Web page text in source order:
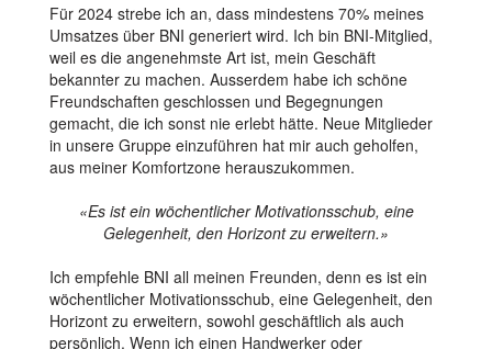
Für 2024 strebe ich an, dass mindestens 70% meines
Umsatzes über BNI generiert wird. Ich bin BNI-Mitglied,
weil es die angenehmste Art ist, mein Geschäft
bekannter zu machen. Ausserdem habe ich schöne
Freundschaften geschlossen und Begegnungen
gemacht, die ich sonst nie erlebt hätte. Neue Mitglieder
in unsere Gruppe einzuführen hat mir auch geholfen,
aus meiner Komfortzone herauszukommen.
«Es ist ein wöchentlicher Motivationsschub, eine
Gelegenheit, den Horizont zu erweitern.»
Ich empfehle BNI all meinen Freunden, denn es ist ein
wöchentlicher Motivationsschub, eine Gelegenheit, den
Horizont zu erweitern, sowohl geschäftlich als auch
persönlich. Wenn ich einen Handwerker oder